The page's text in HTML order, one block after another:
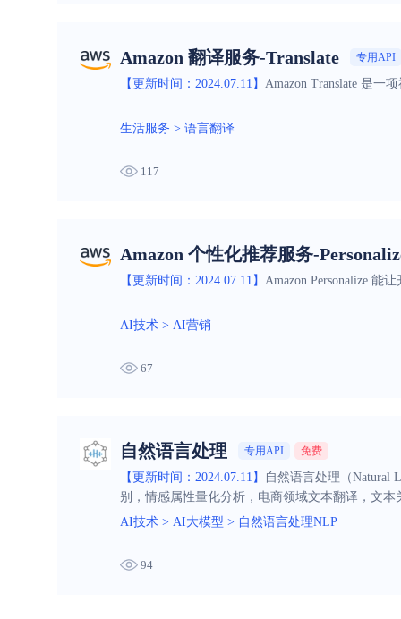
Amazon 翻译服务-Translate 专用API
【更新时间：2024.07.11】 Amazon Translate 是一
生活服务 > 语言翻译
117
Amazon 个性化推荐服务-
【更新时间：2024.07.11】 Amazon Personalize 能
AI技术 > AI营销
67
自然语言处理 专用API 免费
【更新时间：2024.07.11】
自然语言处理（Natural
别，情感属性量化分析，电商领域文本翻译，文
AI技术 > AI大模型 > 自然语言处理NLP
94